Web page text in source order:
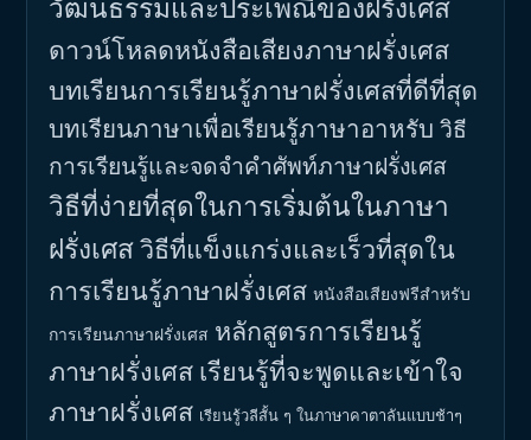
วัฒนธรรมและประเพณีของฝรั่งเศส
ดาวน์โหลดหนังสือเสียงภาษาฝรั่งเศส
บทเรียนการเรียนรู้ภาษาฝรั่งเศสที่ดีที่สุด
บทเรียนภาษาเพื่อเรียนรู้ภาษาอาหรับ วิธี
การเรียนรู้และจดจำคำศัพท์ภาษาฝรั่งเศส
วิธีที่ง่ายที่สุดในการเริ่มต้นในภาษา
ฝรั่งเศสวิธีที่แข็งแกร่งและเร็วที่สุดใน
การเรียนรู้ภาษาฝรั่งเศส หนังสือเสียงฟรีสำหรับ
การเรียนภาษาฝรั่งเศส หลักสูตรการเรียนรู้
ภาษาฝรั่งเศส เรียนรู้ที่จะพูดและเข้าใจ
ภาษาฝรั่งเศส เรียนรู้วลีสั้น ๆ ในภาษาคาตาลันแบบช้าๆ